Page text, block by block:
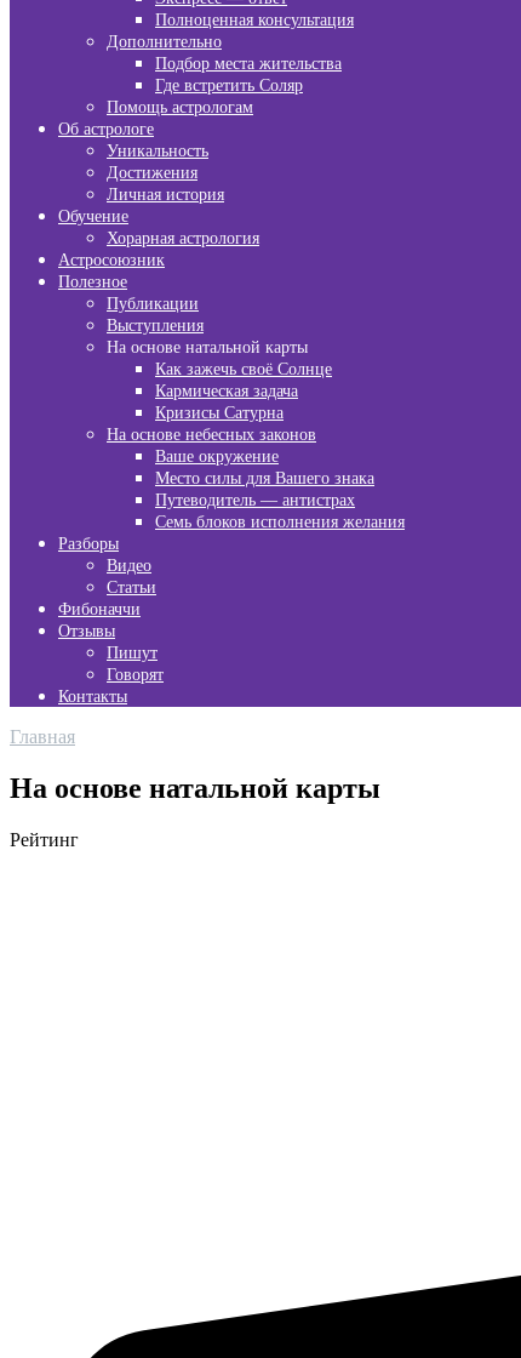
Полноценная консультация
Дополнительно
Подбор места жительства
Где встретить Соляр
Помощь астрологам
Об астрологе
Уникальность
Достижения
Личная история
Обучение
Хорарная астрология
Астросоюзник
Полезное
Публикации
Выступления
На основе натальной карты
Как зажечь своё Солнце
Кармическая задача
Кризисы Сатурна
На основе небесных законов
Ваше окружение
Место силы для Вашего знака
Путеводитель — антистрах
Семь блоков исполнения желания
Разборы
Видео
Статьи
Фибоначчи
Отзывы
Пишут
Говорят
Контакты
Главная
На основе натальной карты
Рейтинг